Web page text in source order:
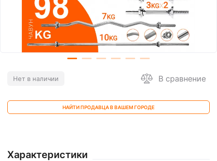
Нет в наличии В сравнение
НАЙТИ ПРОДАВЦА В ВАШЕМ ГОРОДЕ
Характеристики